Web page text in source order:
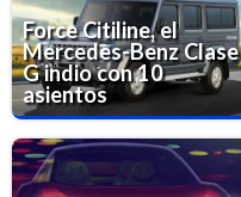
Force Citiline, el
Mercedes-Benz Clase
G indio con 10
asientos